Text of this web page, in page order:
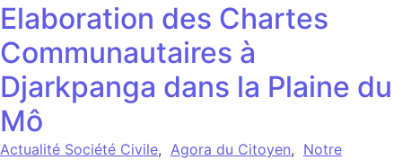
Elaboration des Chartes
Communautaires à
Djarkpanga dans la Plaine du
Mô
Actualité Société Civile, Agora du Citoyen, Notre